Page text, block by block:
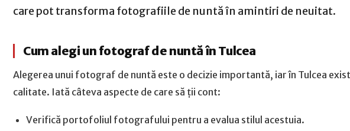
care pot transforma fotografiile de nuntă în amintiri de neuitat.
Cum alegi un fotograf de nuntă în Tulcea
Alegerea unui fotograf de nuntă este o decizie importantă, iar în Tulcea
calitate. Iată câteva aspecte de care să ții cont:
Verifică portofoliul fotografului pentru a evalua stilul acestuia.